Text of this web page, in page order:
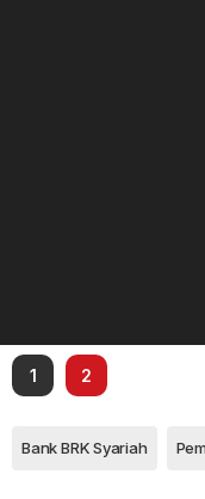
1 2
Bank BRK Syariah